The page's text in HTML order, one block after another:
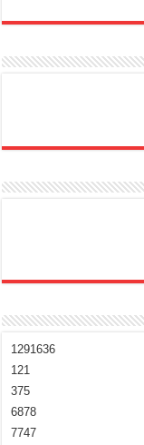
1291636
121
375
6878
7747